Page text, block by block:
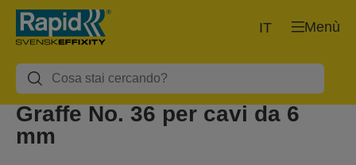
Menù
IT
Graffe No. 36 per cavi da 6
mm